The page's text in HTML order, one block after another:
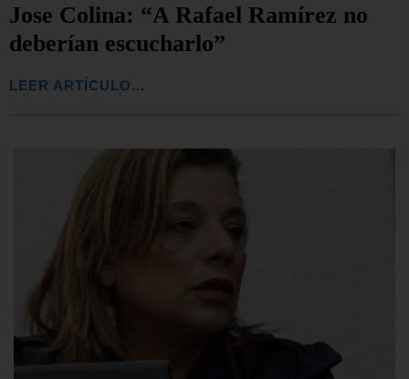
Jose Colina: “A Rafael Ramírez no
deberían escucharlo”
LEER ARTÍCULO...